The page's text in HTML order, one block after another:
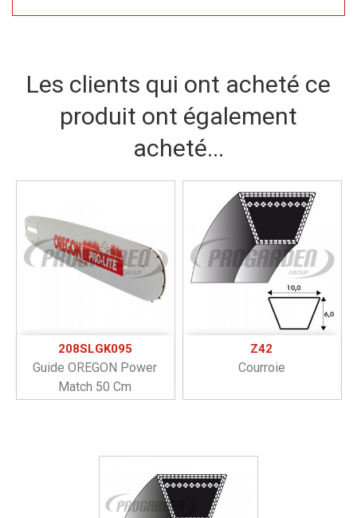
Les clients qui ont acheté ce
produit ont également
acheté...
208SLGK095
Guide OREGON Power
Match 50 Cm
Z42
Courroie